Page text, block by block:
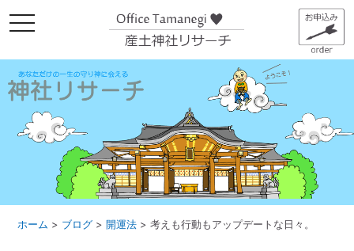
メ
ニ
ー
ホーム > ブログ >開運法 >考えも行動もアップデートな日々。